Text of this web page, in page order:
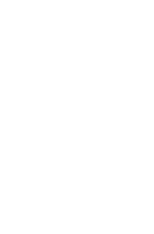
Öffnen bei